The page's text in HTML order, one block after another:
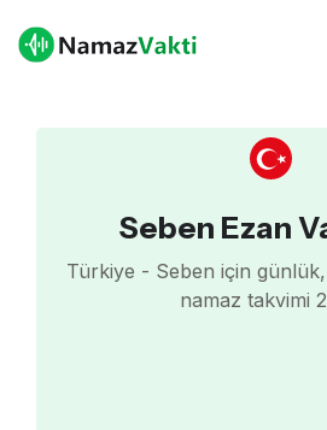
Seben Ezan
Türkiye - Seben için günlük,
namaz takvimi